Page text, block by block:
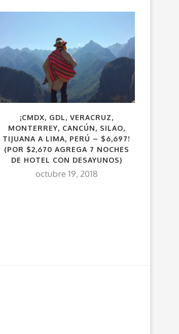
¡CMDX, GDL, VERACRUZ,
MONTERREY, CANCÚN, SILAO,
TIJUANA A LIMA, PERÚ – $6,697!
(POR $2,670 AGREGA 7 NOCHES
DE HOTEL CON DESAYUNOS)
octubre 19, 2018